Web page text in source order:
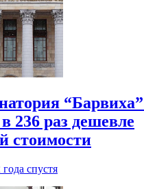
236 раз дешевле
стоимости
года спустя